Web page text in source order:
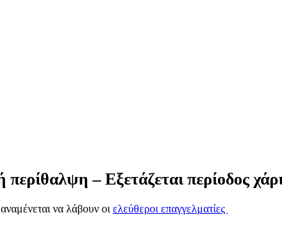
– Εξετάζεται περίοδος
να λάβουν οι ελεύθεροι επαγγελματίες